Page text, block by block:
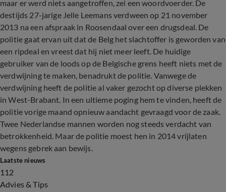
maar er werd niets aangetroffen, zei een woordvoerder. De
destijds 27-jarige Jelle Leemans verdween op 21 november
2013 na een afspraak in Roosendaal over een drugsdeal. De
politie gaat ervan uit dat de Belg het slachtoffer is geworden van
een ripdeal en vreest dat hij niet meer leeft. De huidige
gebruiker van de loods op de Belgische grens heeft niets met de
verdwijning te maken, benadrukt de politie. Vanwege de
verdwijning heeft de politie al vaker gezocht op diverse plekken
in West-Brabant. In een ultieme poging hem te vinden, heeft de
politie vorige maand opnieuw aandacht gevraagd voor de zaak.
Twee Nederlandse mannen worden nog steeds verdacht van
betrokkenheid. Maar de politie moest hen in 2014 vrijlaten
wegens gebrek aan bewijs.
Laatste nieuws
112
Advies & Tips